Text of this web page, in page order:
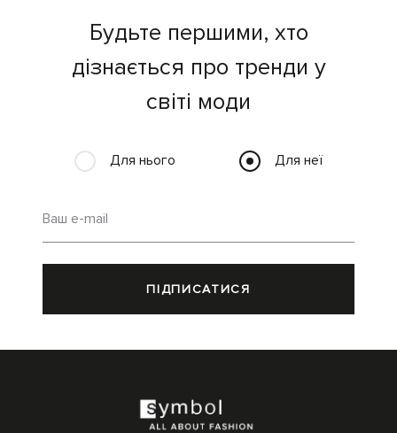
Будьте першими, хто
дізнається про тренди у
світі моди
Для нього Для неї
Ваш e-mail
ПІДПИСАТИСЯ